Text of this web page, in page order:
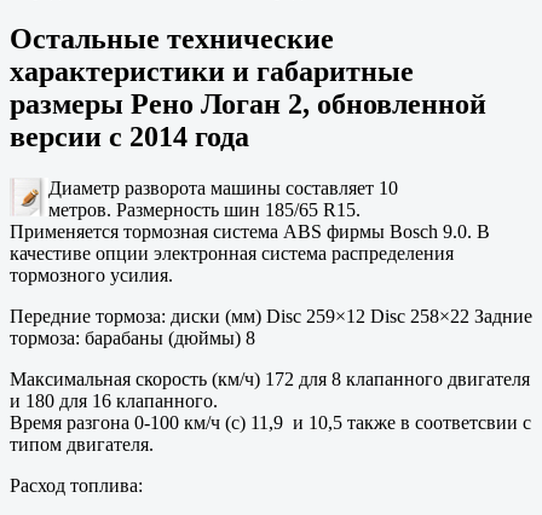
Остальные технические
характеристики и габаритные
размеры Рено Логан 2, обновленной
версии с 2014 года
Диаметр разворота машины составляет 10
метров. Размерность шин 185/65 R15.
Применяется тормозная система ABS фирмы Bosch 9.0. В
качестиве опции электронная система распределения
тормозного усилия.
Передние тормоза: диски (мм) Disc 259×12 Disc 258×22 Задние
тормоза: барабаны (дюймы) 8
Максимальная скорость (км/ч) 172 для 8 клапанного двигателя
и 180 для 16 клапанного.
Время разгона 0-100 км/ч (с) 11,9 и 10,5 также в соответсвии с
типом двигателя.
Расход топлива: